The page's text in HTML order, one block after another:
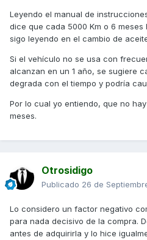
Leyendo el manual de
dice que cada 5000 Km o 6
sigo leyendo en el cambio de
Si el vehículo no se usa con
alcanzan en un 1 año, se sugiere
degrada con el tiempo y podría
Por lo cual yo entiendo, que no
meses.
Otrosidigo
Publicado 26 de
Lo considero un factor negativo
para nada decisivo de la compra.
antes de adquirirla y lo hice